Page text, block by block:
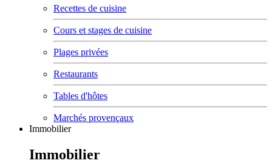
Recettes de cuisine
Cours et stages de cuisine
Plages privées
Restaurants
Tables d'hôtes
Marchés provençaux
Immobilier
Immobilier